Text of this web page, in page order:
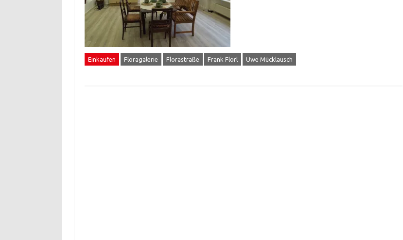
Einkaufen Floragalerie Florastraße Frank Florl Uwe Mücklausch